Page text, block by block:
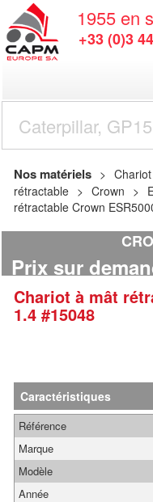
1955 en
+33 (0)3
Nos matériels
rétractable
Crown
rétractable Crown
Prix sur
Chariot à mât
1.4 #15048
Caractéristiques
Référence
Marque
Modèle
Année